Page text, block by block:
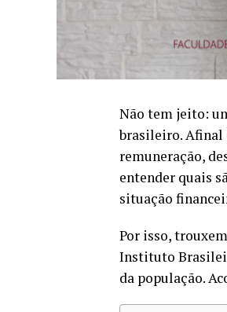
Não tem jeito:
brasileiro. Afinal
remuneração,
entender quais
situação
Por isso,
Instituto
da população.